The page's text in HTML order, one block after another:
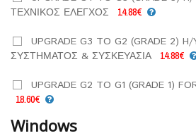
ΤΕΧΝΙΚΟΣ ΕΛΕΓΧΟΣ
14.88€
UPGRADE G3 TO G2 (GRADE 2)
ΣΥΣΤΗΜΑΤΟΣ & ΣΥΣΚΕΥΑΣΙΑ
14.88€
UPGRADE G2 TO G1 (GRADE 1)
18.60€
Windows